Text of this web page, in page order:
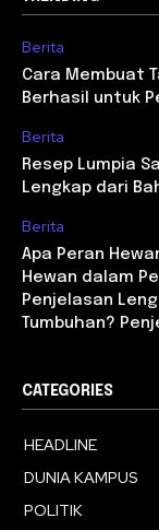
Berita
Cara Membuat
Berhasil untuk
Berita
Resep Lumpia
Lengkap dari
Berita
Apa Peran
Hewan dalam
Penjelasan
Tumbuhan?
CATEGORIES
HEADLINE
DUNIA KAMPUS
POLITIK